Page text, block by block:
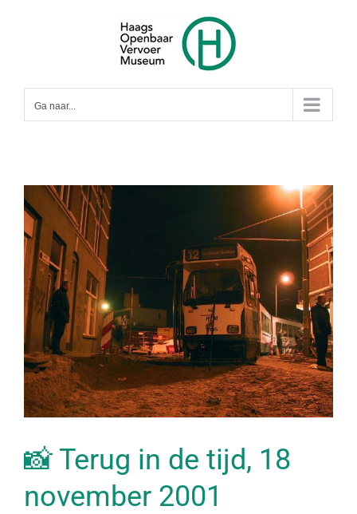
Ga naar...
📸 Terug in de tijd, 18
november 2001